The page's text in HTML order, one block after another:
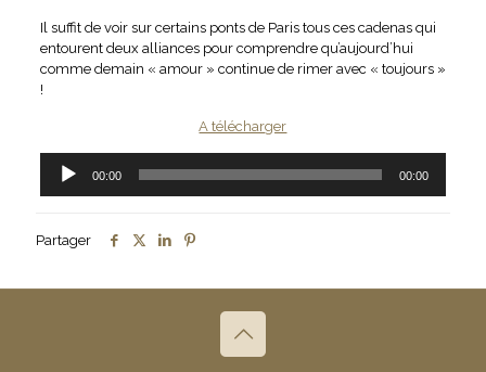
Il suffit de voir sur certains ponts de Paris tous ces cadenas qui
entourent deux alliances pour comprendre qu’aujourd’hui
comme demain « amour » continue de rimer avec « toujours »
!
A télécharger
Lecteur
audio
00:00 00:00
Partager